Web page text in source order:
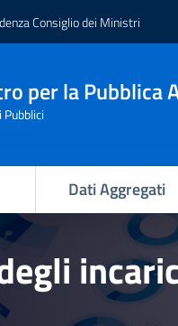
Consiglio dei Ministri
per la Pubblica
Dati Aggregati